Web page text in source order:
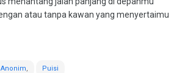
atau tanpa kawan yang menyertaimu
Anonim Puisi